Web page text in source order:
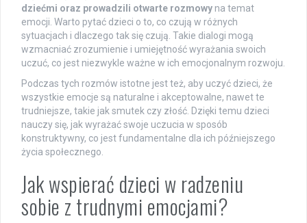
dziećmi oraz prowadzili otwarte rozmowy na temat
emocji. Warto pytać dzieci o to, co czują w różnych
sytuacjach i dlaczego tak się czują. Takie dialogi mogą
wzmacniać zrozumienie i umiejętność wyrażania swoich
uczuć, co jest niezwykle ważne w ich emocjonalnym rozwoju.
Podczas tych rozmów istotne jest też, aby uczyć dzieci, że
wszystkie emocje są naturalne i akceptowalne, nawet te
trudniejsze, takie jak smutek czy złość. Dzięki temu dzieci
nauczy się, jak wyrażać swoje uczucia w sposób
konstruktywny, co jest fundamentalne dla ich późniejszego
życia społecznego.
Jak wspierać dzieci w radzeniu
sobie z trudnymi emocjami?